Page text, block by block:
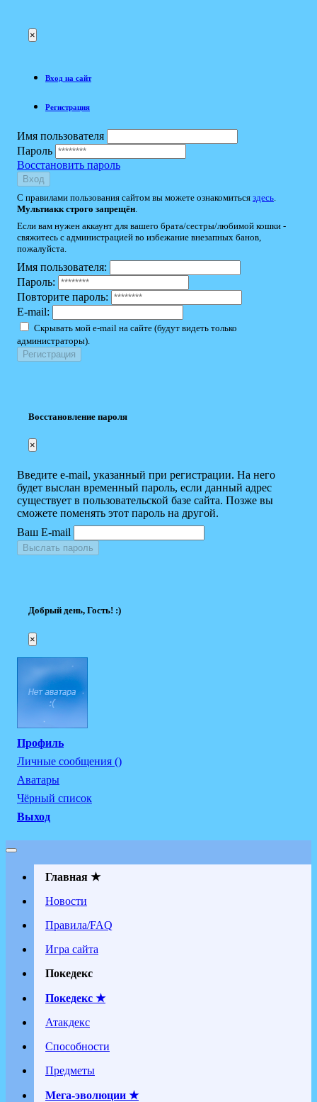
×
Вход на сайт
Регистрация
Имя пользователя
Пароль
Восстановить пароль
Вход
С правилами пользования сайтом вы можете ознакомиться здесь
Мультиакк строго запрещён
Если вам нужен аккаунт для вашего брата/сестры/любимой кошки -
свяжитесь с администрацией во избежание внезапных банов,
пожалуйста.
Имя пользователя:
Пароль:
Повторите пароль:
E-mail:
Скрывать мой e-mail на сайте (будут видеть только
администраторы).
Восстановление пароля
×
Введите e-mail, указанный при регистрации. На него
будет выслан временный пароль, если данный адрес
существует в пользовательской базе сайта. Позже вы
сможете поменять этот пароль на другой.
Ваш E-mail
Выслать пароль
Добрый день, Гость! :)
×
Профиль
Личные сообщения ()
Аватары
Чёрный список
Выход
Главная ★
Новости
Правила/FAQ
Игра сайта
Покедекс
Покедекс ★
Атакдекс
Способности
Предметы
Мега-эволюции ★